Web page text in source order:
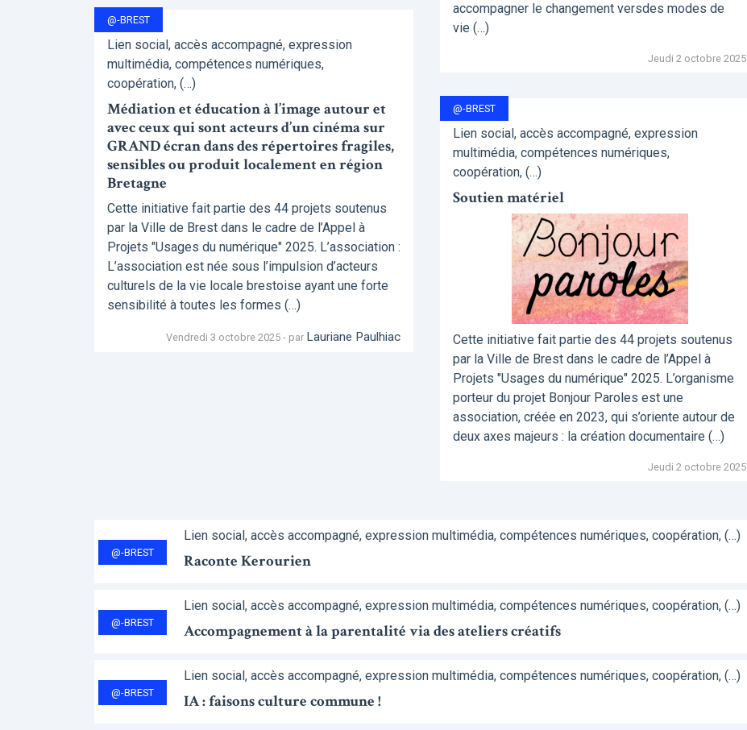
@-BREST
Lien social, accès accompagné, expression
multimédia, compétences numériques,
coopération, (…)
Médiation et éducation à l’image autour et
avec ceux qui sont acteurs d’un cinéma sur
GRAND écran dans des répertoires fragiles,
sensibles ou produit localement en région
Bretagne
Cette initiative fait partie des 44 projets soutenus
par la Ville de Brest dans le cadre de l’Appel à
Projets "Usages du numérique" 2025. L’association :
L’association est née sous l’impulsion d’acteurs
culturels de la vie locale brestoise ayant une forte
sensibilité à toutes les formes (…)
Vendredi 3 octobre 2025 - par Lauriane Paulhiac
accompagner le changement versdes modes de
vie (…)
Jeudi 2 octobre 2025
@-BREST
Lien social, accès accompagné, expression
multimédia, compétences numériques,
coopération, (…)
Soutien matériel
Cette initiative fait partie des 44 projets soutenus
par la Ville de Brest dans le cadre de l’Appel à
Projets "Usages du numérique" 2025. L’organisme
porteur du projet Bonjour Paroles est une
association, créée en 2023, qui s’oriente autour de
deux axes majeurs : la création documentaire (…)
Jeudi 2 octobre 2025
@-BREST
Lien social, accès accompagné, expression multimédia, compétences numériques, coopération, (…)
Raconte Kerourien
@-BREST
Lien social, accès accompagné, expression multimédia, compétences numériques, coopération, (…)
Accompagnement à la parentalité via des ateliers créatifs
@-BREST
Lien social, accès accompagné, expression multimédia, compétences numériques, coopération, (…)
IA : faisons culture commune !